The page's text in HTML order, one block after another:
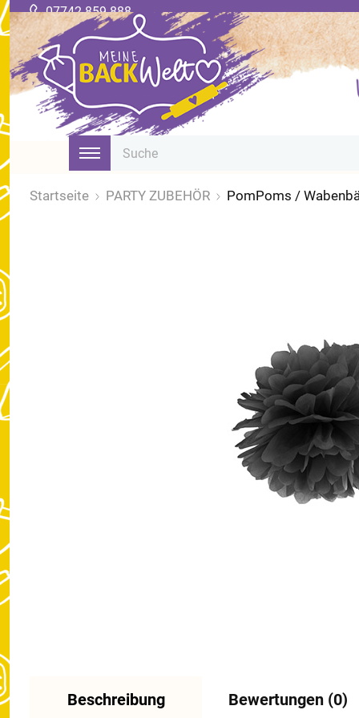
07742 859 888
Startseite PARTY ZUBEHÖR PomPoms /
Beschreibung Bewertungen (0)